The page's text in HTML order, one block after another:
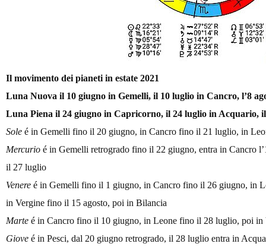
Il movimento dei pianeti in estate 2021
Luna Nuova il 10 giugno in Gemelli, il 10 luglio in Cancro, l’8
Luna Piena il 24 giugno in Capricorno, il 24 luglio in Acquario,
Sole é in Gemelli fino il 20 giugno, in Cancro fino il 21 luglio, in
Mercurio é in Gemelli retrogrado fino il 22 giugno, entra in Cancro
il 27 luglio
Venere é in Gemelli fino il 1 giugno, in Cancro fino il 26 giugno, in
in Vergine fino il 15 agosto, poi in Bilancia
Marte é in Cancro fino il 10 giugno, in Leone fino il 28 luglio, poi in
Giove é in Pesci, dal 20 giugno retrogrado, il 28 luglio entra in